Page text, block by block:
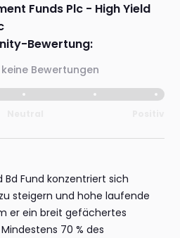
Funds Plc - High Yield
Bewertung:
Bewertungen
Bd Fund konzentriert sich
steigern und hohe laufende
er ein breit gefächertes
70 % des